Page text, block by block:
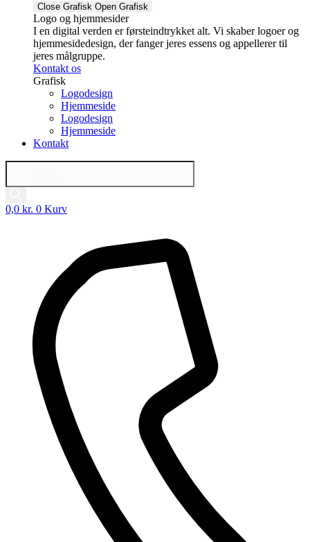
Close Grafisk Open Grafisk
Logo og hjemmesider
I en digital verden er førsteindtrykket alt. Vi skaber logoer og
hjemmesidedesign, der fanger jeres essens og appellerer til
jeres målgruppe.
Kontakt os
Grafisk
Logodesign
Hjemmeside
Logodesign
Hjemmeside
Kontakt
Products
0,0 kr. 0 Kurv